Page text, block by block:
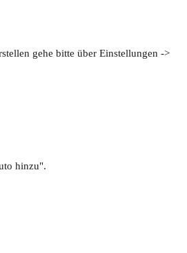
gehe bitte über Einstellungen ->
hinzu".